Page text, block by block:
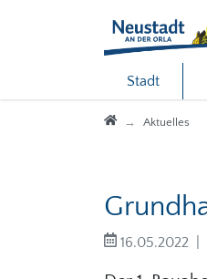
Stadt
StartseiteAktuelles
16.05.2022